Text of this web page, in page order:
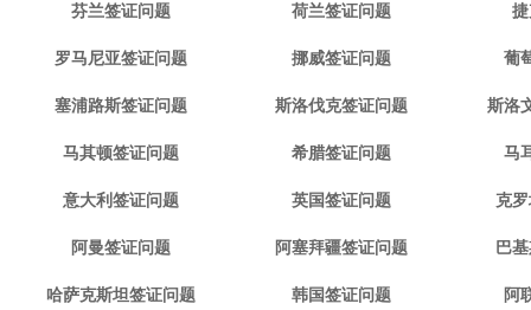
芬兰签证问题 荷兰签证问题
罗马尼亚签证问题 挪威签证问题 葡
塞浦路斯签证问题 斯洛伐克签证问题 斯洛
马其顿签证问题 希腊签证问题 马
意大利签证问题 英国签证问题 克
阿曼签证问题 阿塞拜疆签证问题 巴
哈萨克斯坦签证问题 韩国签证问题 阿